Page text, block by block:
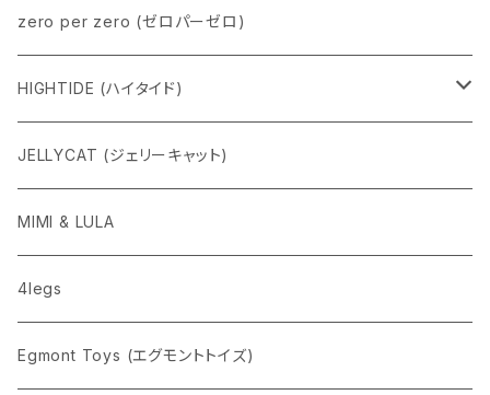
zero per zero (ゼロパーゼロ)
HIGHTIDE (ハイタイド)
ニューレトロ
penco
nahe
pppppins（ピーーーーンズ）
JELLYCAT (ジェリーキャット)
MIMI & LULA
4legs
Egmont Toys (エグモントトイズ)